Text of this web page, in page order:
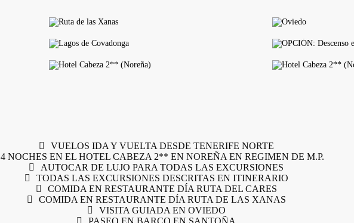
VUELOS IDA Y VUELTA DESDE TENERIFE NORTE
4 NOCHES EN EL HOTEL CABEZA 2** EN NOREÑA EN REGIMEN DE M.P.
AUTOCAR DE LUJO PARA TODAS LAS EXCURSIONES
TODAS LAS EXCURSIONES DESCRITAS EN ITINERARIO
COMIDA EN RESTAURANTE DÍA RUTA DEL CARES
COMIDA EN RESTAURANTE DÍA RUTA DE LAS XANAS
VISITA GUIADA EN OVIEDO
PASEO EN BARCO EN SANTOÑA